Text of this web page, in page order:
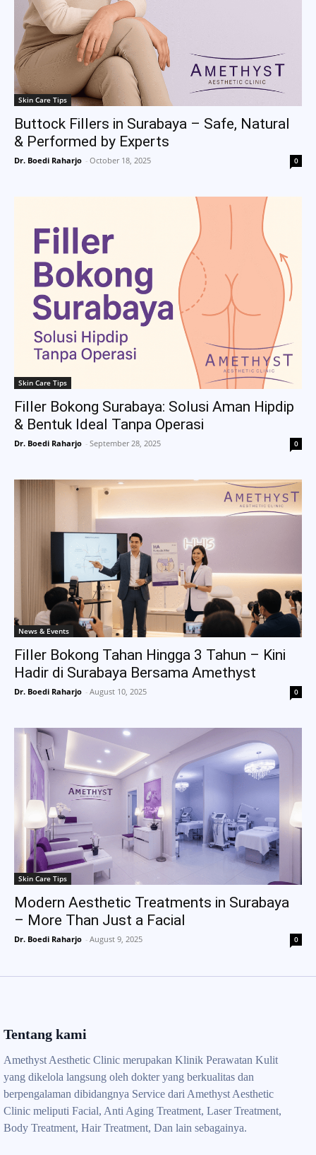
Skin Care Tips
Buttock Fillers in Surabaya – Safe, Natural
& Performed by Experts
Dr. Boedi Raharjo - October 18, 2025 0
Skin Care Tips
Filler Bokong Surabaya: Solusi Aman Hipdip
& Bentuk Ideal Tanpa Operasi
Dr. Boedi Raharjo - September 28, 2025 0
News & Events
Filler Bokong Tahan Hingga 3 Tahun – Kini
Hadir di Surabaya Bersama Amethyst
Dr. Boedi Raharjo - August 10, 2025 0
Skin Care Tips
Modern Aesthetic Treatments in Surabaya
– More Than Just a Facial
Dr. Boedi Raharjo - August 9, 2025 0
Tentang kami
Amethyst Aesthetic Clinic merupakan Klinik Perawatan Kulit
yang dikelola langsung oleh dokter yang berkualitas dan
berpengalaman dibidangnya Service dari Amethyst Aesthetic
Clinic meliputi Facial, Anti Aging Treatment, Laser Treatment,
Body Treatment, Hair Treatment, Dan lain sebagainya.